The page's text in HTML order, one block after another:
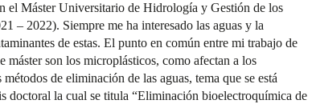
el Máster Universitario de Hidrología y Gestión de los
– 2022). Siempre me ha interesado las aguas y la
de estas. El punto en común entre mi trabajo de
máster son los microplásticos, como afectan a los
de eliminación de las aguas, tema que se está
doctoral la cual se titula “Eliminación bioelectroquímica de